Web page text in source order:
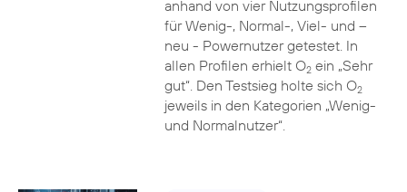
anhand von vier Nutzungsprofilen
für Wenig-, Normal-, Viel- und –
neu - Powernutzer getestet. In
allen Profilen erhielt O2ein „Sehr
gut“. Den Testsieg holte sich O2
jeweils in den Kategorien „Wenig-
und Normalnutzer“.